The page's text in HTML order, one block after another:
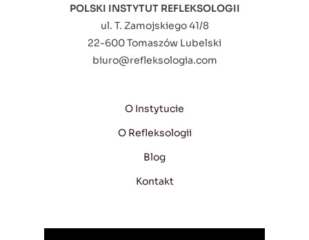
POLSKI INSTYTUT REFLEKSOLOGII
ul. T. Zamojskiego 41/8
22-600 Tomaszów Lubelski
biuro@refleksologia.com
O Instytucie
O Refleksologii
Blog
Kontakt